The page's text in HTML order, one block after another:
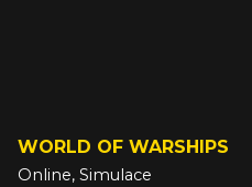
WORLD OF WARSHIPS
Online, Simulace